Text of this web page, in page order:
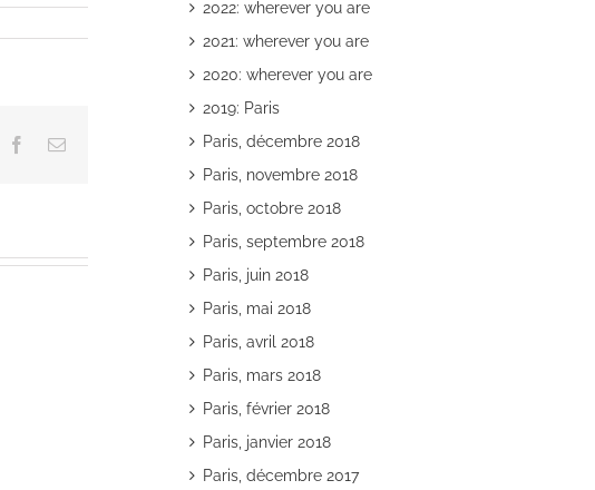
augmenter
Facebook
Email
2022: wherever you are
2021: wherever you are
2020: wherever you are
2019: Paris
Paris, décembre 2018
Paris, novembre 2018
Paris, octobre 2018
Paris, septembre 2018
Paris, juin 2018
Paris, mai 2018
Paris, avril 2018
Paris, mars 2018
Paris, février 2018
Paris, janvier 2018
Paris, décembre 2017